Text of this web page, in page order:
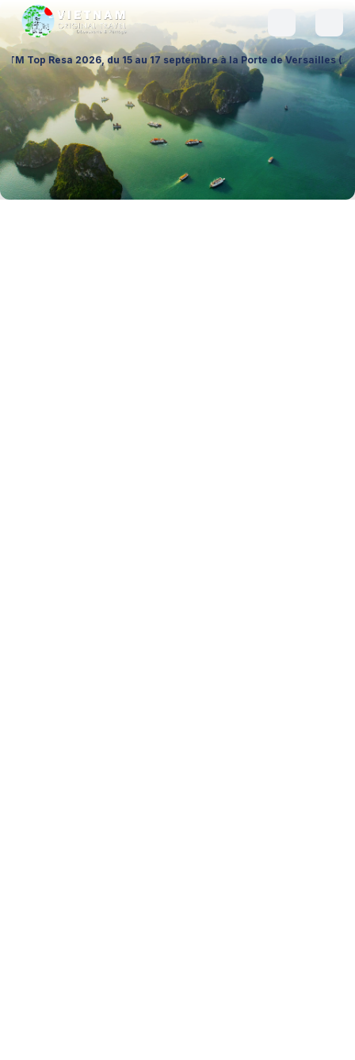
du 15 au 17 septembre à la Porte de Versailles (Hall 1 –